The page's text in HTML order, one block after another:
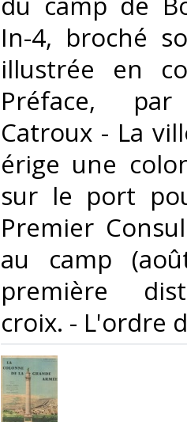
In-4, broché
illustrée en
Préface,
Catroux - La
érige une
sur le port
Premier
au camp
première
croix. - L'ordre